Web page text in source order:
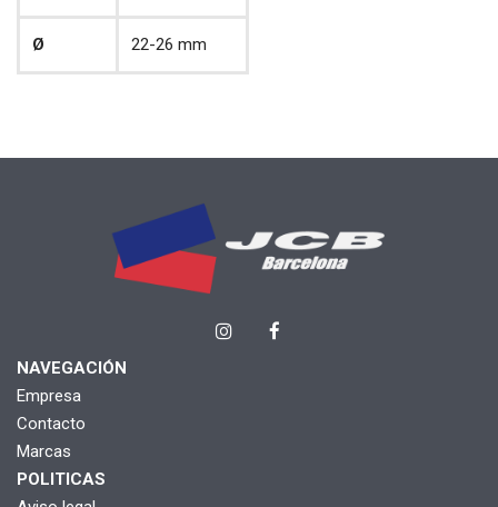
Ø 22-26 mm
NAVEGACIÓN
Empresa
Contacto
Marcas
POLITICAS